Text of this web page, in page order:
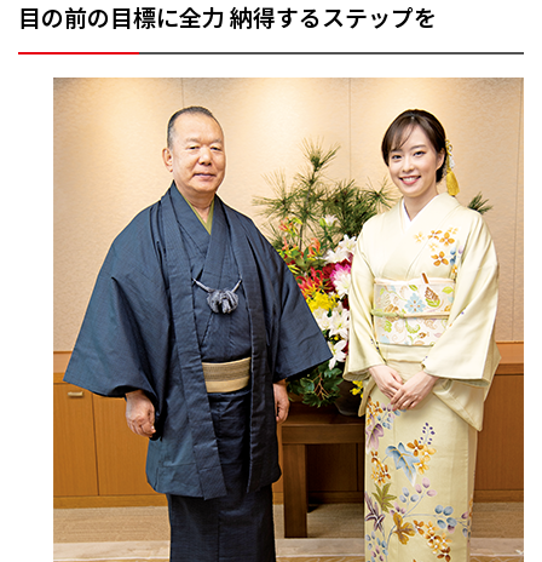
目の前の目標に全力納得するステップを